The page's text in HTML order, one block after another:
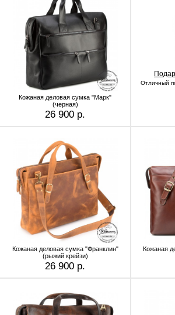
Кожаная деловая сумка "Марк"
(черная)
26 900 р.
Отличный
Кожаная деловая сумка "Франклин"
(рыжий крейзи)
26 900 р.
Кожаная